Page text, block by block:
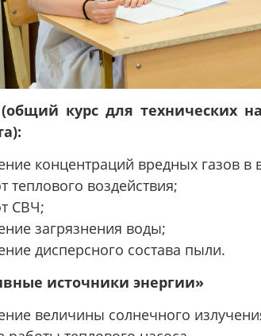
курс для технических
:
концентраций вредных газов в
теплового воздействия;
СВЧ;
загрязнения воды;
дисперсного состава пыли.
источники энергии»
величины солнечного